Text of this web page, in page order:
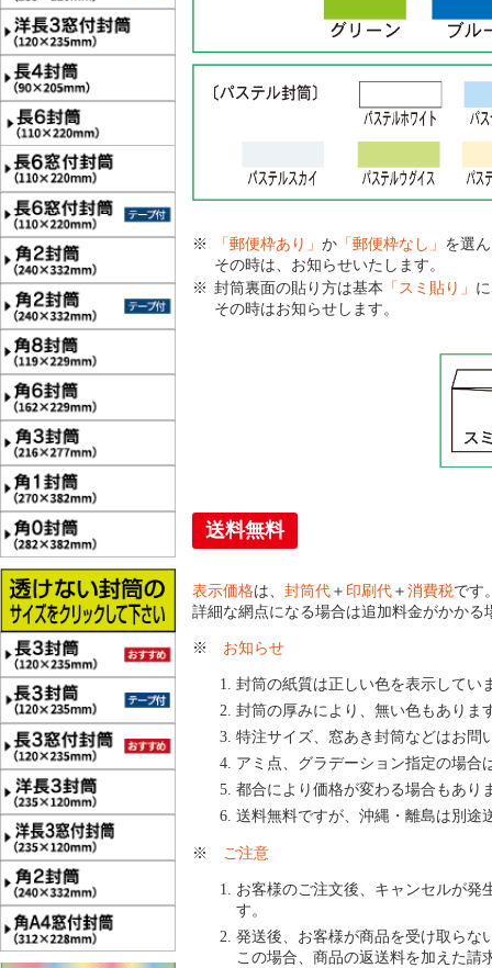
「郵便枠あり」 か 「郵便枠なし」 を選
その時は、お知らせいたします。
封筒裏面の貼り方は基本 「スミ貼り」
その時はお知らせします。
送料無料
表示価格は、 封筒代 ＋ 印刷代 ＋ 消費税です
詳細な網点になる場合は追加料金がかかる
※ お知らせ
封筒の紙質は正しい色を表示してい
封筒の厚みにより、無い色もありま
特注サイズ、窓あき封筒などはお問
アミ点、グラデーション指定の場合
都合により価格が変わる場合もあり
送料無料ですが、沖縄・離島は別途
※ ご注意
お客様のご注文後、キャンセルが発
す。
発送後、お客様が商品を受け取らな
この場合、商品の返送料を加えた請